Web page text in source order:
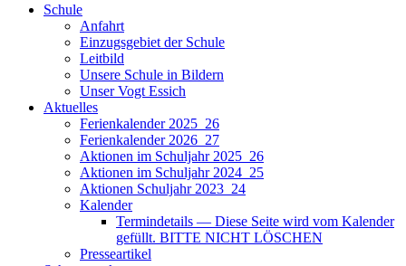
Schule
Anfahrt
Einzugsgebiet der Schule
Leitbild
Unsere Schule in Bildern
Unser Vogt Essich
Aktuelles
Ferienkalender 2025_26
Ferienkalender 2026_27
Aktionen im Schuljahr 2025_26
Aktionen im Schuljahr 2024_25
Aktionen Schuljahr 2023_24
Kalender
Termindetails — Diese Seite wird vom Kalender
gefüllt. BITTE NICHT LÖSCHEN
Presseartikel